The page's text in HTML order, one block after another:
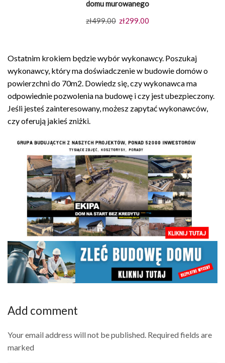
domu murowanego
zł499.00 Pierwotna
zł499.00.
zł299.00
zł299.00.
Ostatnim krokiem będzie wybór wykonawcy. Poszukaj
wykonawcy, który ma doświadczenie w budowie domów o
powierzchni do 70m2. Dowiedz się, czy wykonawca ma
odpowiednie pozwolenia na budowę i czy jest ubezpieczony.
Jeśli jesteś zainteresowany, możesz zapytać wykonawców,
czy oferują jakieś zniżki.
Add comment
Your email address will not be published. Required fields are
marked